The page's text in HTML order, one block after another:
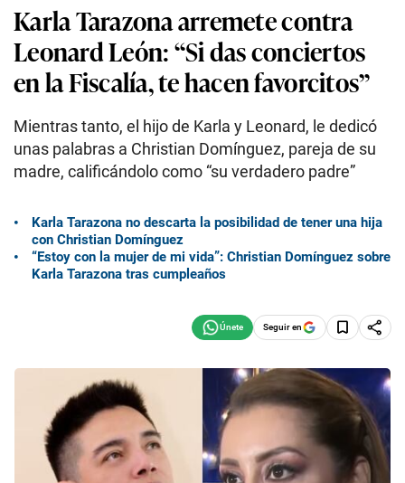
Karla Tarazona arremete contra
Leonard León: “Si das conciertos
en la Fiscalía, te hacen favorcitos”
Mientras tanto, el hijo de Karla y Leonard, le dedicó
unas palabras a Christian Domínguez, pareja de su
madre, calificándolo como “su verdadero padre”
Karla Tarazona no descarta la posibilidad de tener una hija
con Christian Domínguez
“Estoy con la mujer de mi vida”: Christian Domínguez sobre
Karla Tarazona tras cumpleaños
Seguir en